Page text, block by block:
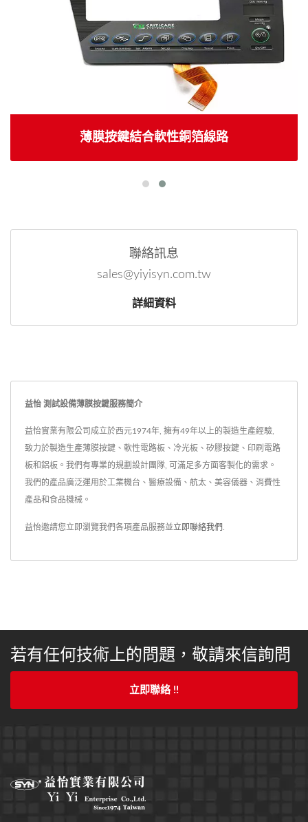
薄膜按鍵結合軟性銅箔線路
聯絡訊息
sales@yiyisyn.com.tw
詳細資料
益怡 測試設備薄膜按鍵服務簡介
益怡實業有限公司成立於西元1974年, 擁有49年以上的製造生產經驗,
致力於製造生產薄膜按鍵、軟性電路板、冷光板、矽膠按鍵、印刷電路
板和鋁板。我們有專業的規劃設計團隊, 可滿足多方面客製化的需求。
我們的產品廣泛運用於工業機台、醫療設備、航太、美容儀器、消費性
產品和食品機械。
益怡邀請您立即瀏覽我們各項產品服務並立即聯絡我們
若有任何技術上的問題，敬請來信詢問
立即聯絡 !!